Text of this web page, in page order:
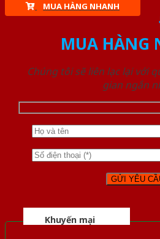
MUA HÀNG NHANH
MUA HÀNG
Chúng tôi sẽ liên lạc lại với
gian ngắn
Khuyến mại